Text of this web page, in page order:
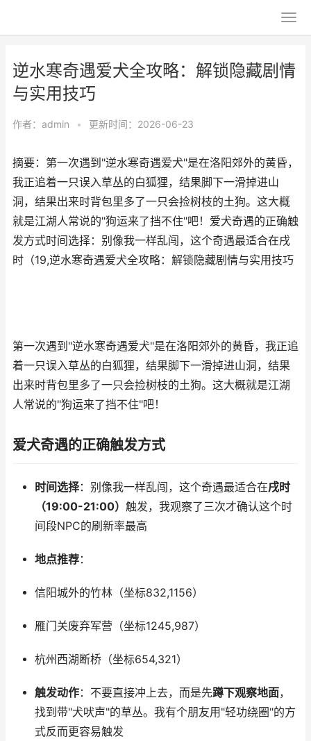
逆水寒奇遇爱犬全攻略：解锁隐藏剧情
与实用技巧
作者： admin • 更新时间：2026-06-23
摘要：第一次遇到"逆水寒奇遇爱犬"是在洛阳郊外的黄昏，
我正追着一只误入草丛的白狐狸，结果脚下一滑掉进山
洞，结果出来时背包里多了一只会捡树枝的土狗。这大概
就是江湖人常说的"狗运来了挡不住"吧！爱犬奇遇的正确触
发方式时间选择：别像我一样乱闯，这个奇遇最适合在戌
时（19,逆水寒奇遇爱犬全攻略：解锁隐藏剧情与实用技巧
第一次遇到"逆水寒奇遇爱犬"是在洛阳郊外的黄昏，我正追
着一只误入草丛的白狐狸，结果脚下一滑掉进山洞，结果
出来时背包里多了一只会捡树枝的土狗。这大概就是江湖
人常说的"狗运来了挡不住"吧！
爱犬奇遇的正确触发方式
时间选择：别像我一样乱闯，这个奇遇最适合在戌时
（19:00-21:00） 触发，我观察了三次才确认这个时
间段NPC的刷新率最高
地点推荐：
信阳城外的竹林（坐标832,1156）
雁门关废弃军营（坐标1245,987）
杭州西湖断桥（坐标654,321）
触发动作：不要直接冲上去，而是先蹲下观察地面，
找到带"犬吠声"的草丛。我有个朋友用"轻功绕圈"的方
式反而更容易触发